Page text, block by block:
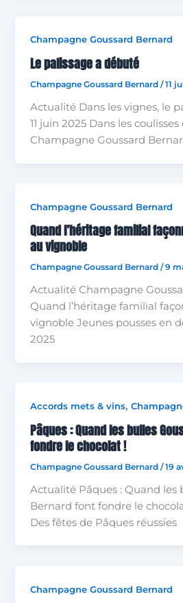
Champagne Goussard Bernard
Le palissage a débuté
Champagne Goussard Bernard/11
Actualité Dans les vignes, le
11 juin 2025 Dans les
Champagne Goussard
Champagne Goussard Bernard
Quand l’héritage familial
au vignoble
Champagne Goussard Bernard/9
Actualité Champagne
Quand l’héritage familial
vignoble Jeunes pousses en
2025
Accords mets & vins,
Pâques : Quand les bulles
fondre le chocolat !
Champagne Goussard Bernard/19
Actualité Pâques : Quand les
Bernard font fondre le
Des fêtes de Pâques réussies
Champagne Goussard Bernard